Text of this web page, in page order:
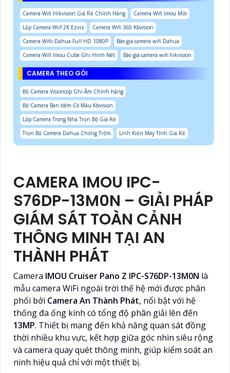
Camera Wifi Hikvision Giá Rẻ Chính Hãng
Camera Wifi Imou Mới
Lắp Camera Wiif 2K Ezviz
Camera Wifi 360 Kbvision
Camera Wifii Dahua Full HD 1080P
Báo gia camera wifi Dahua
Camera Wifi Imou Cube Ghi Hình Nét
Báo giá camera wifi hikvision
CAMERA THEO GÓI
Bộ Camera Visioncop Ghi Âm Chính hãng
Bộ Camera Ban Đêm Có Màu Kbvision
Lắp Camera Trong Nhà Trọn Bộ Giá Rẻ
Trọn Bộ Camera Dahua Chống Trộm
Linh Kiện Máy Tính Giá Rẻ
CAMERA IMOU IPC-
S76DP-13M0N – GIẢI PHÁP
GIÁM SÁT TOÀN CẢNH
THÔNG MINH TẠI AN
THÀNH PHÁT
Camera IMOU Cruiser Pano Z IPC-S76DP-13M0N là
mẫu camera WiFi ngoài trời thế hệ mới được phân
phối bởi Camera An Thành Phát, nổi bật với hệ
thống đa ống kính có tổng độ phân giải lên đến
13MP. Thiết bị mang đến khả năng quan sát đồng
thời nhiều khu vực, kết hợp giữa góc nhìn siêu rộng
và camera quay quét thông minh, giúp kiểm soát an
ninh hiệu quả chỉ với một thiết bị.